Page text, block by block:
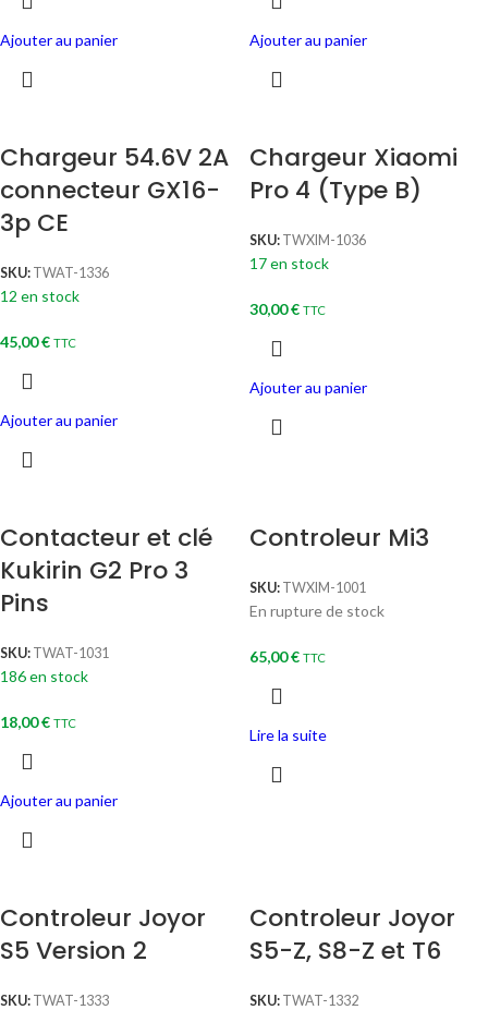
Ajouter au panier Ajouter au panier
Chargeur 54.6V 2A
connecteur GX16-
3p CE
SKU: TWAT-1336
12 en stock
45,00€ TTC
Ajouter au panier
Chargeur Xiaomi
Pro 4 (Type B)
SKU: TWXIM-1036
17 en stock
30,00€ TTC
Ajouter au panier
Contacteur et clé
Kukirin G2 Pro 3
Pins
SKU: TWAT-1031
186 en stock
18,00€ TTC
Ajouter au panier
Controleur Mi3
SKU: TWXIM-1001
En rupture de stock
65,00€ TTC
Lire la suite
Controleur Joyor
S5 Version 2
SKU: TWAT-1333
Controleur Joyor
S5-Z, S8-Z et T6
SKU: TWAT-1332